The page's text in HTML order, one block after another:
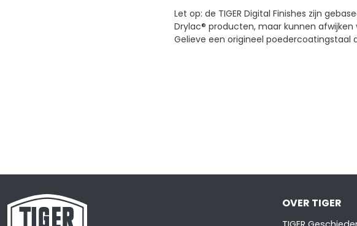
Let op: de TIGER Digital Finishes zijn
Drylac® producten, maar kunnen
Gelieve een origineel
OVER TIGER